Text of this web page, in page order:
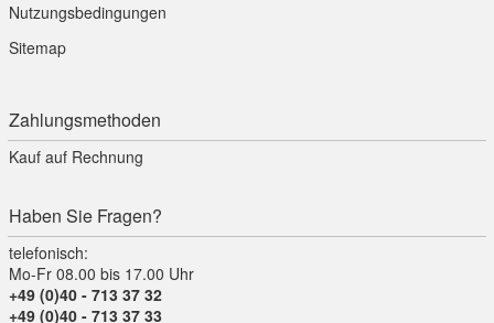
Nutzungsbedingungen
Sitemap
Zahlungsmethoden
Kauf auf Rechnung
Haben Sie Fragen?
telefonisch:
Mo-Fr 08.00 bis 17.00 Uhr
+49 (0)40 - 713 37 32
+49 (0)40 - 713 37 33